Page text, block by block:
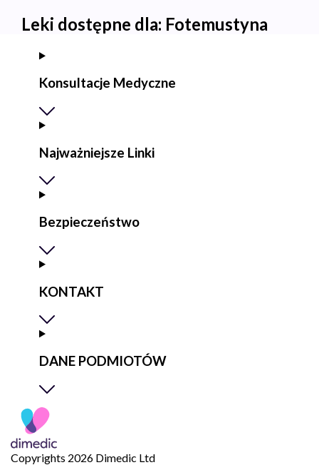
Leki dostępne dla: Fotemustyna
Konsultacje Medyczne
Najważniejsze Linki
Bezpieczeństwo
KONTAKT
DANE PODMIOTÓW
Copyrights 2026 Dimedic Ltd